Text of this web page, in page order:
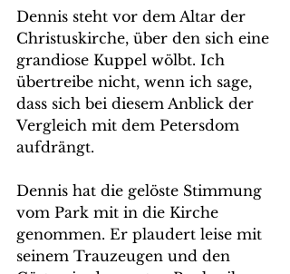
Dennis steht vor dem Altar der
Christuskirche, über den sich eine
grandiose Kuppel wölbt. Ich
übertreibe nicht, wenn ich sage,
dass sich bei diesem Anblick der
Vergleich mit dem Petersdom
aufdrängt.
Dennis hat die gelöste Stimmung
vom Park mit in die Kirche
genommen. Er plaudert leise mit
seinem Trauzeugen und den